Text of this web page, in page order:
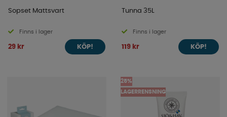
Sopset Mattsvart
Finns i lager
29 kr KÖP!
Tunna 35L
Finns i lager
119 kr KÖP!
25%
LAGERRENSNING